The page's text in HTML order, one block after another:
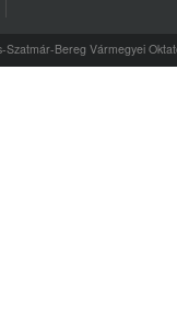
Szatmár-Bereg Vármegyei